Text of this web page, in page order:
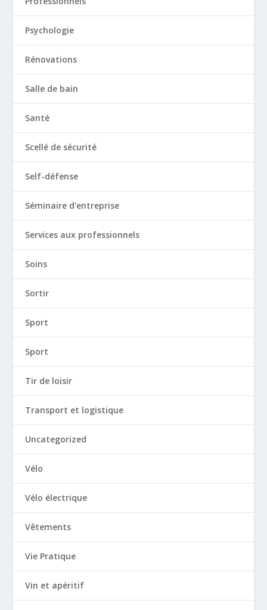
Psychologie
Rénovations
Salle de bain
Santé
Scellé de sécurité
Self-défense
Séminaire d'entreprise
Services aux professionnels
Soins
Sortir
Sport
Sport
Tir de loisir
Transport et logistique
Uncategorized
Vélo
Vélo électrique
Vêtements
Vie Pratique
Vin et apéritif